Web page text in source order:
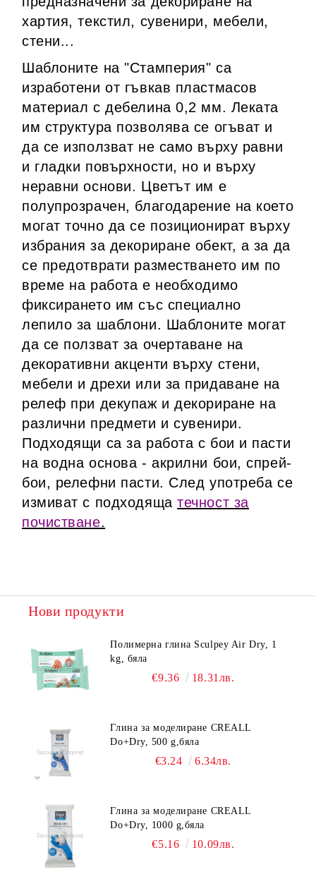
хартия, текстил, сувенири, мебели,
стени...
Шаблоните на "Стамперия" са
изработени от гъвкав пластмасов
материал с дебелина 0,2 мм. Леката
им структура позволява се огъват и
да се използват не само върху равни
и гладки повърхности, но и върху
неравни основи. Цветът им е
полупрозрачен, благодарение на което
могат точно да се позиционират върху
избрания за декориране обект, а за да
се предотврати разместването им по
време на работа е необходимо
фиксирането им със специално
лепило за шаблони. Шаблоните могат
да се ползват за очертаване на
декоративни акценти върху стени,
мебели и дрехи или за придаване на
релеф при декупаж и декориране на
различни предмети и сувенири.
Подходящи са за работа с бои и пасти
на водна основа - акрилни бои, спрей-
бои, релефни пасти. След употреба се
измиват с подходящатечност за
почистване.
Нови продукти
Полимерна глина Sculpey Air Dry, 1
kg, бяла
€9.36 18.31лв.
Глина за моделиране CREALL
Do+Dry, 500 g,бяла
€3.24 6.34лв.
Глина за моделиране CREALL
Do+Dry, 1000 g,бяла
€5.16 10.09лв.